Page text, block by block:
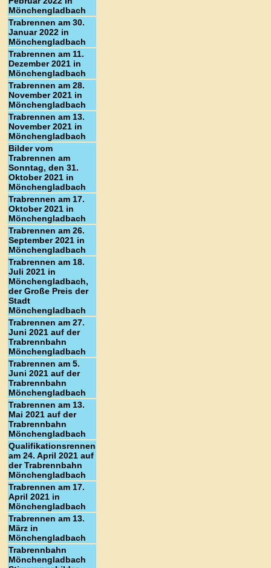
Mönchengladbach
Trabrennen am 30.
Januar 2022 in
Mönchengladbach
Trabrennen am 11.
Dezember 2021 in
Mönchengladbach
Trabrennen am 28.
November 2021 in
Mönchengladbach
Trabrennen am 13.
November 2021 in
Mönchengladbach
Bilder vom
Trabrennen am
Sonntag, den 31.
Oktober 2021 in
Mönchengladbach
Trabrennen am 17.
Oktober 2021 in
Mönchengladbach
Trabrennen am 26.
September 2021 in
Mönchengladbach
Trabrennen am 18.
Juli 2021 in
Mönchengladbach,
der Große Preis der
Stadt
Mönchengladbach
Trabrennen am 27.
Juni 2021 auf der
Trabrennbahn
Mönchengladbach
Trabrennen am 5.
Juni 2021 auf der
Trabrennbahn
Mönchengladbach
Trabrennen am 13.
Mai 2021 auf der
Trabrennbahn
Mönchengladbach
Qualifikationsrennen
am 24. April 2021 auf
der Trabrennbahn
Mönchengladbach
Trabrennen am 17.
April 2021 in
Mönchengladbach
Trabrennen am 13.
März in
Mönchengladbach
Trabrennbahn
Mönchengladbach